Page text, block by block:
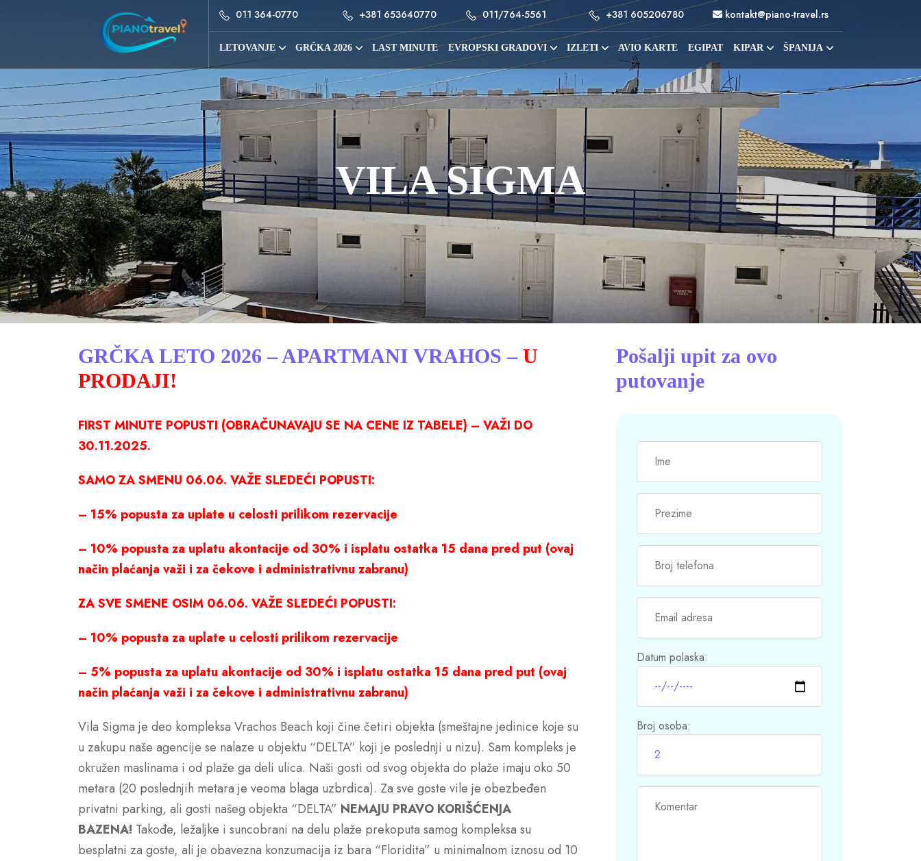
LETOVANJE GRČKA 2026 LAST MINUTE EVROPSKI GRADOVI IZLETI AVIO KARTE EGIPAT KIPAR ŠPANIJA
011 364-0770 +381 653640770 011/764-5561 +381 605206780 kontakt@piano-travel.rs
VILA SIGMA
GRČKA LETO 2026 – APARTMANI VRAHOS – U
PRODAJI!
FIRST MINUTE POPUSTI (OBRAČUNAVAJU SE NA CENE IZ TABELE) – VAŽI DO
30.11.2025.
SAMO ZA SMENU 06.06. VAŽE SLEDEĆI POPUSTI:
– 15% popusta za uplate u celosti prilikom rezervacije
– 10% popusta za uplatu akontacije od 30% i isplatu ostatka 15 dana pred put (ovaj
način plaćanja važi i za čekove i administrativnu zabranu)
ZA SVE SMENE OSIM 06.06. VAŽE SLEDEĆI POPUSTI:
– 10% popusta za uplate u celosti prilikom rezervacije
– 5% popusta za uplatu akontacije od 30% i isplatu ostatka 15 dana pred put (ovaj
način plaćanja važi i za čekove i administrativnu zabranu)
Vila Sigma je deo kompleksa Vrachos Beach koji čine četiri objekta (smeštajne jedinice koje su
u zakupu naše agencije se nalaze u objektu “DELTA” koji je poslednji u nizu). Sam kompleks je
okružen maslinama i od plaže ga deli ulica. Naši gosti od svog objekta do plaže imaju oko 50
metara (20 poslednjih metara je veoma blaga uzbrdica). Za sve goste vile je obezbeđen
privatni parking, ali gosti našeg objekta “DELTA” NEMAJU PRAVO KORIŠĆENJA
BAZENA! Takođe, ležaljke i suncobrani na delu plaže prekoputa samog kompleksa su
besplatni za goste, ali je obavezna konzumacija iz bara “Floridita” u minimalnom iznosu od 10
Pošalji upit za ovo
putovanje
Datum polaska:
Broj osoba: